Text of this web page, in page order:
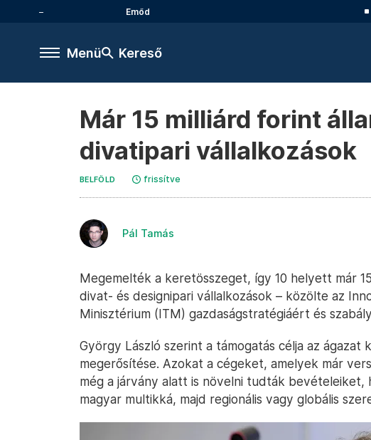
Emőd
Menü Kereső
Már 15 milliárd forint
divatipari vállalkozások
BELFÖLD frissítve
Pál Tamás
Megemelték a keretösszeget, így 10 helyett már
divat- és designipari vállalkozások – közölte az
Minisztérium (ITM) gazdaságstratégiáért és
György László szerint a támogatás célja az ágazat
megerősítése. Azokat a cégeket, amelyek már
még a járvány alatt is növelni tudták bevételeiket,
magyar multikká, majd regionális vagy globális